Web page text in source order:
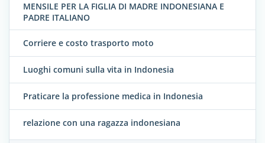
MENSILE PER LA FIGLIA DI MADRE INDONESIANA E
PADRE ITALIANO
Corriere e costo trasporto moto
Luoghi comuni sulla vita in Indonesia
Praticare la professione medica in Indonesia
relazione con una ragazza indonesiana